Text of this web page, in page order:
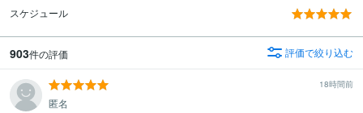
スケジュール
903件の評価 評価で絞り込む
18時間前
匿名